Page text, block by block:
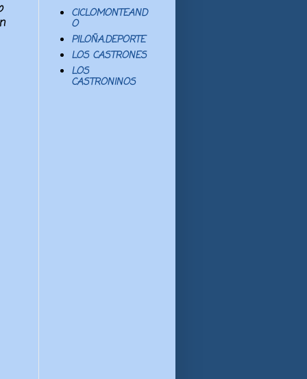
CICLOMONTEAND
O
PILOÑA.DEPORTE
LOS CASTRONES
LOS
CASTRONINOS